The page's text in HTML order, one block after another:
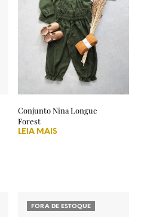
Conjunto Nina Longue
Forest
LEIA MAIS
FORA DE ESTOQUE